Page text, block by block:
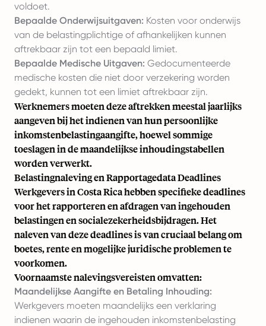
voldoet.
Bepaalde Onderwijsuitgaven: Kosten voor onderwijs
van de belastingplichtige of afhankelijken kunnen
aftrekbaar zijn tot een bepaald limiet.
Bepaalde Medische Uitgaven: Gedocumenteerde
medische kosten die niet door verzekering worden
gedekt, kunnen tot een limiet aftrekbaar zijn.
Werknemers moeten deze aftrekken meestal jaarlijks
aangeven bij het indienen van hun persoonlijke
inkomstenbelastingaangifte, hoewel sommige
toeslagen in de maandelijkse inhoudingstabellen
worden verwerkt.
Belastingnaleving en Rapportagedata Deadlines
Werkgevers in Costa Rica hebben specifieke deadlines
voor het rapporteren en afdragen van ingehouden
belastingen en socialezekerheidsbijdragen. Het
naleven van deze deadlines is van cruciaal belang om
boetes, rente en mogelijke juridische problemen te
voorkomen.
Voornaamste nalevingsvereisten omvatten:
Maandelijkse Aangifte en Betaling Inhouding:
Werkgevers moeten maandelijks een verklaring
indienen waarin de ingehouden inkomstenbelasting